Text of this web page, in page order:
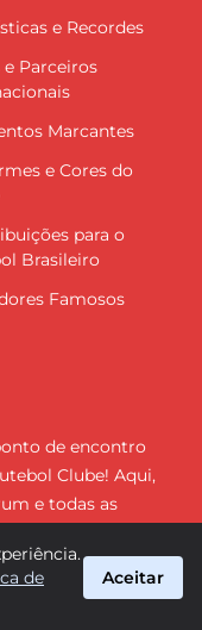
e Recordes
e Parceiros
Marcantes
e Cores do
para o
Brasileiro
Famosos
de encontro
Clube! Aqui,
e todas as
apaixonada pelo
de
Aceitar